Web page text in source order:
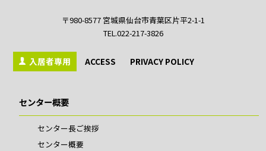
〒980-8577 宮城県仙台市青葉区片平2-1-1
TEL.022-217-3826
入居者専用 ACCESS PRIVACY POLICY
センター概要
センター長ご挨拶
センター概要